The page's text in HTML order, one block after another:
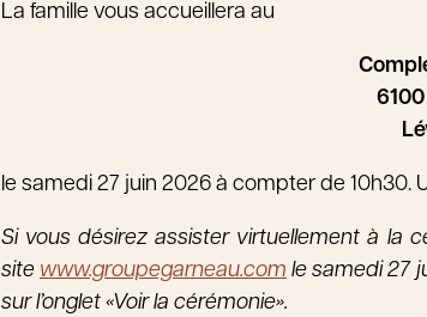
La famille vous accueillera au
le samedi 27 juin 2026 à compter de 10h30.
Si vous désirez assister virtuellement à la
site www.groupegarneau.com le samedi 27
sur l’onglet «Voir la cérémonie».